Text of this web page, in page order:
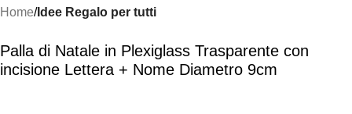
Home Idee Regalo per tutti
Palla di Natale in Plexiglass Trasparente con
incisione Lettera + Nome Diametro 9cm